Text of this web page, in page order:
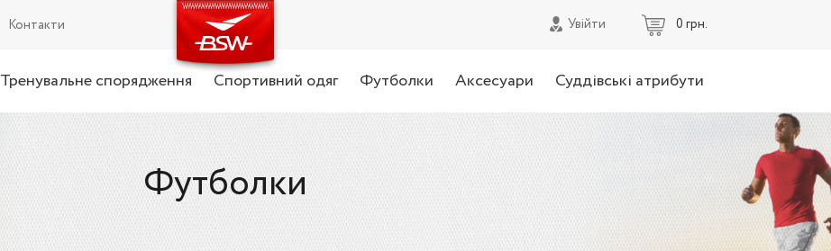
Контакти Увійти 0 грн.
Тренувальне спорядження Спортивний одяг Футболки Аксесуари Суддівські атрибути
Футболки